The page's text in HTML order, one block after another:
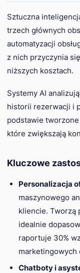
Sztuczna
trzech głównych
automatyzacji
z nich przyczynia
niższych kosztach.
Systemy AI
historii rezerwacji i
podstawie
które zwiększają
Kluczowe
Personalizacja
maszynowego
kliencie.
idealnie
raportuje 30%
marketingowych
Chatboty i